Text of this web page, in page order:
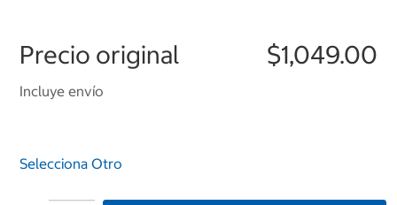
Precio original $1,049.00
Incluye envío
Selecciona Otro